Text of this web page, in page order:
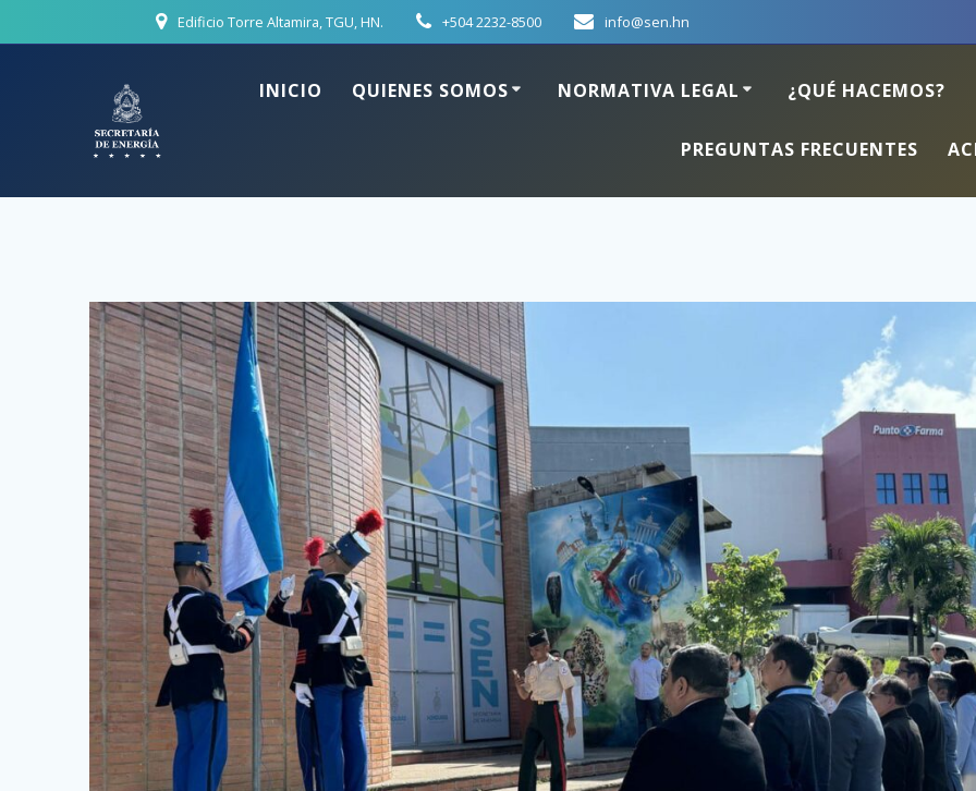
to
Edificio Torre Altamira, TGU, HN. +504 2232-8500 info@sen.hn
INICIO QUIENES SOMOS NORMATIVA LEGAL ¿QUÉ HACEMOS?
PREGUNTAS FRECUENTES